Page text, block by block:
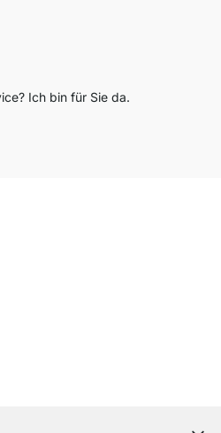
Ich bin für Sie da.